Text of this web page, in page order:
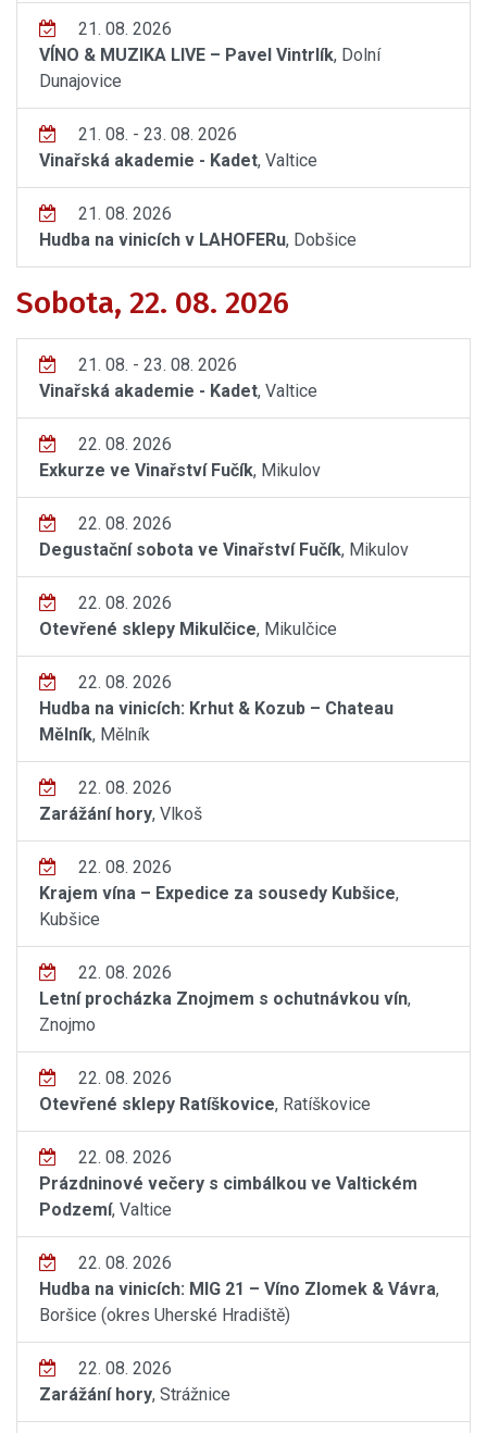
21. 08. 2026
VÍNO & MUZIKA LIVE – Pavel Vintrlík, Dolní
Dunajovice
21. 08. - 23. 08. 2026
Vinařská akademie - Kadet, Valtice
21. 08. 2026
Hudba na vinicích v LAHOFERu, Dobšice
Sobota, 22. 08. 2026
21. 08. - 23. 08. 2026
Vinařská akademie - Kadet, Valtice
22. 08. 2026
Exkurze ve Vinařství Fučík, Mikulov
22. 08. 2026
Degustační sobota ve Vinařství Fučík, Mikulov
22. 08. 2026
Otevřené sklepy Mikulčice, Mikulčice
22. 08. 2026
Hudba na vinicích: Krhut & Kozub – Chateau
Mělník, Mělník
22. 08. 2026
Zarážání hory, Vlkoš
22. 08. 2026
Krajem vína – Expedice za sousedy Kubšice,
Kubšice
22. 08. 2026
Letní procházka Znojmem s ochutnávkou vín,
Znojmo
22. 08. 2026
Otevřené sklepy Ratíškovice, Ratíškovice
22. 08. 2026
Prázdninové večery s cimbálkou ve Valtickém
Podzemí, Valtice
22. 08. 2026
Hudba na vinicích: MIG 21 – Víno Zlomek & Vávra,
Boršice (okres Uherské Hradiště)
22. 08. 2026
Zarážání hory, Strážnice